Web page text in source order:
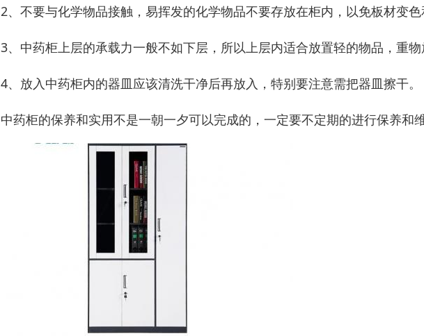
2、不要与化学物品接触，易挥发的化学物品不要存放在柜内，以免板材变色
3、中药柜上层的承载力一般不如下层，所以上层内适合放置轻的物品，重物
4、放入中药柜内的器皿应该清洗干净后再放入，特别要注意需把器皿擦干。
中药柜的保养和实用不是一朝一夕可以完成的，一定要不定期的进行保养和